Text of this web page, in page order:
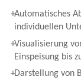
Automatisches
individuellen
Visualisierung
Einspeisung bis
Darstellung von